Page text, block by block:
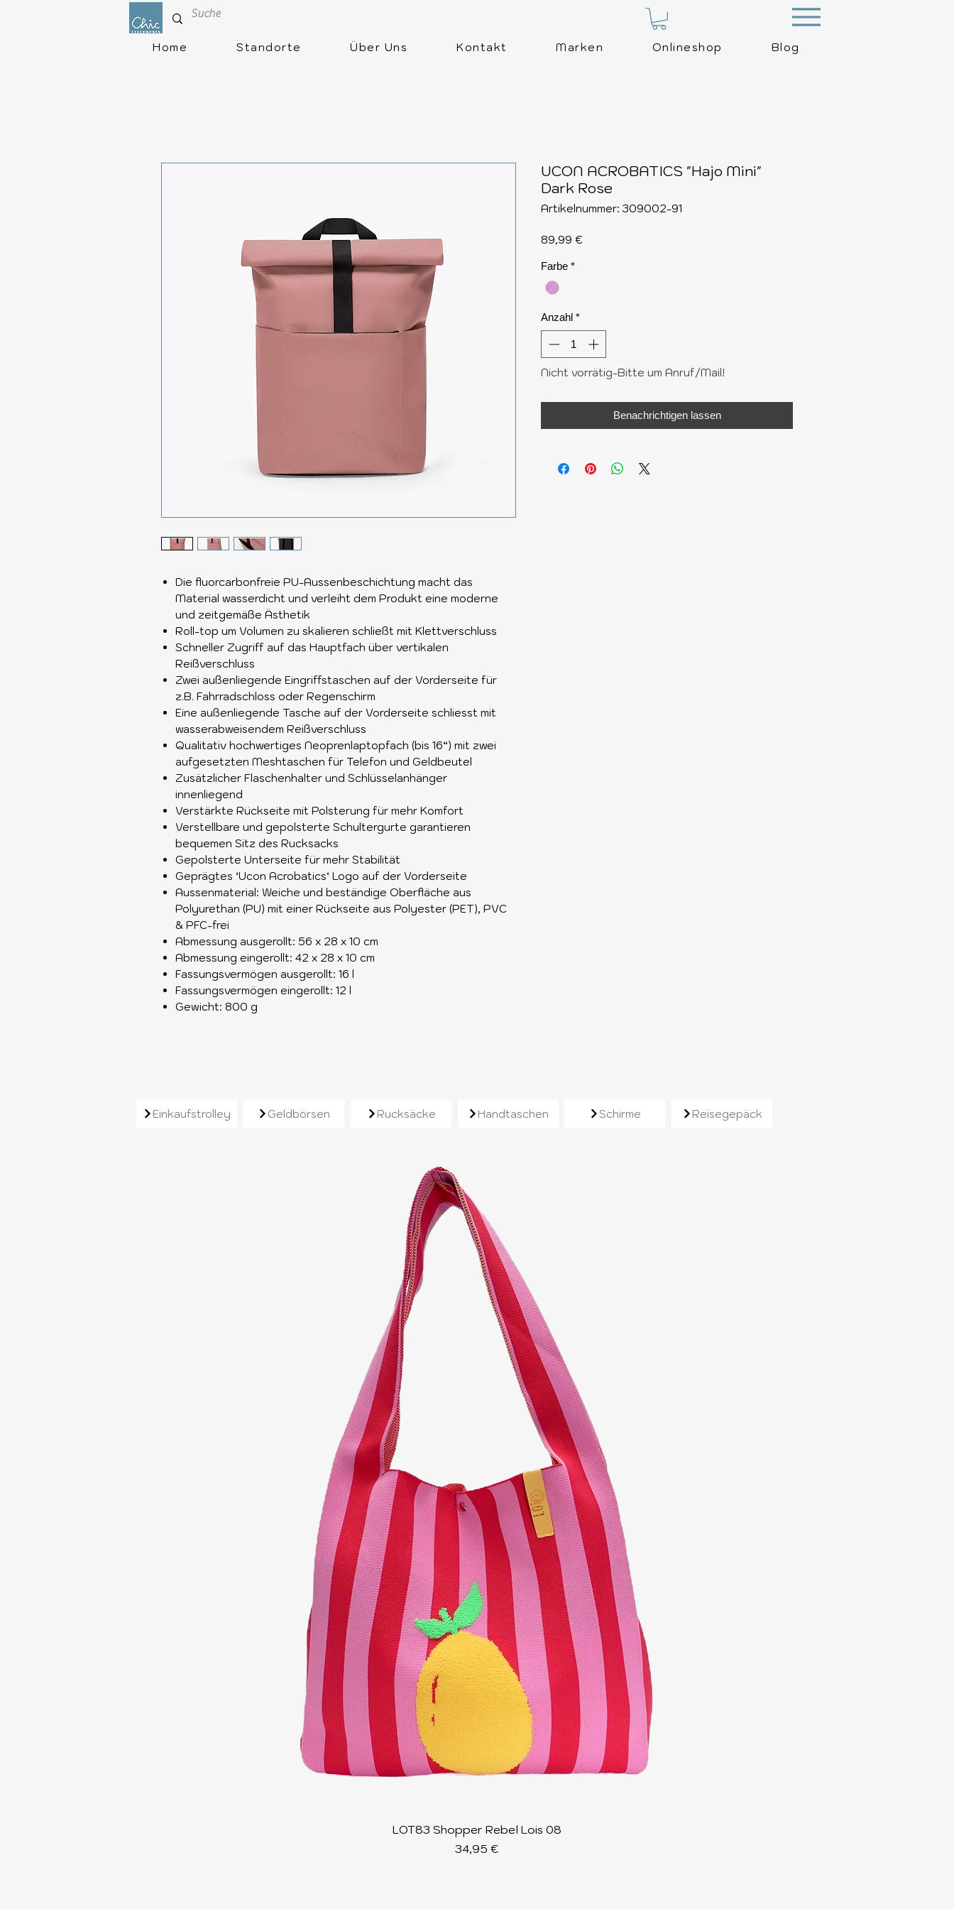
Menu
Home Standorte Über Uns Kontakt Marken Onlineshop Blog
Die fluorcarbonfreie PU-Aussenbeschichtung macht das
Material wasserdicht und verleiht dem Produkt eine moderne
und zeitgemäße Ästhetik
Roll-top um Volumen zu skalieren schließt mit Klettverschluss
Schneller Zugriff auf das Hauptfach über vertikalen
Reißverschluss
Zwei außenliegende Eingriffstaschen auf der Vorderseite für
z.B. Fahrradschloss oder Regenschirm
Eine außenliegende Tasche auf der Vorderseite schliesst mit
wasserabweisendem Reißverschluss
Qualitativ hochwertiges Neoprenlaptopfach (bis 16“) mit zwei
aufgesetzten Meshtaschen für Telefon und Geldbeutel
Zusätzlicher Flaschenhalter und Schlüsselanhänger
innenliegend
Verstärkte Rückseite mit Polsterung für mehr Komfort
Verstellbare und gepolsterte Schultergurte garantieren
bequemen Sitz des Rucksacks
Gepolsterte Unterseite für mehr Stabilität
Geprägtes ‘Ucon Acrobatics‘ Logo auf der Vorderseite
Aussenmaterial: Weiche und beständige Oberfläche aus
Polyurethan (PU) mit einer Rückseite aus Polyester (PET), PVC
& PFC-frei
Abmessung ausgerollt: 56 x 28 x 10 cm
Abmessung eingerollt: 42 x 28 x 10 cm
Fassungsvermögen ausgerollt: 16 l
Fassungsvermögen eingerollt: 12 l
Gewicht: 800 g
UCON ACROBATICS "Hajo Mini"
Dark Rose
Artikelnummer: 309002-91
89,99 €Preis
Farbe *
Anzahl *
Nicht vorrätig-Bitte um Anruf/Mail!
Benachrichtigen lassen
Ähnliche Produkte
Schnellansicht
LOT83 Shopper Rebel Lois 08
Preis
34,95 €
Einkaufstrolley Geldbörsen Rucksäcke Handtaschen Schirme Reisegepäck